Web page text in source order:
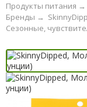
Продукты питания →
Бренды →
Сезонные,